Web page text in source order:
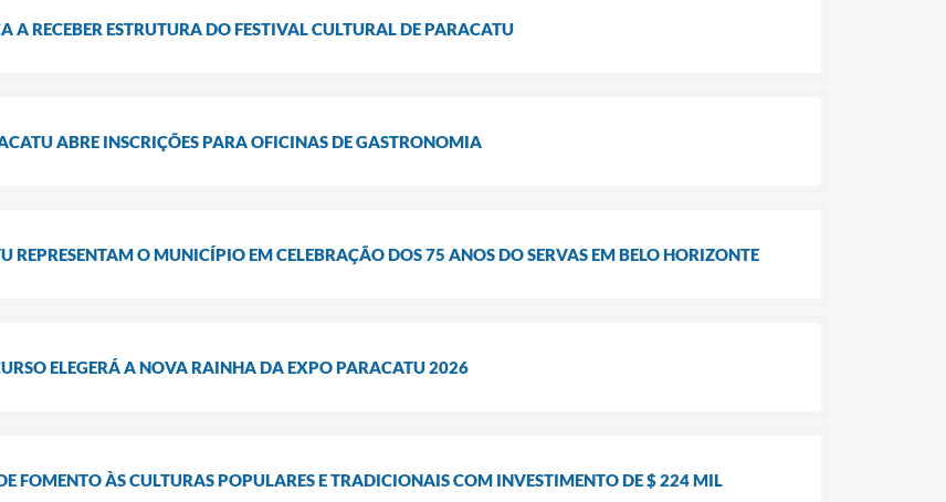
A RECEBER ESTRUTURA DO FESTIVAL CULTURAL DE PARACATU
ABRE INSCRIÇÕES PARA OFICINAS DE GASTRONOMIA
REPRESENTAM O MUNICÍPIO EM CELEBRAÇÃO DOS 75 ANOS DO SERVAS EM BELO HORIZONTE
ELEGERÁ A NOVA RAINHA DA EXPO PARACATU 2026
FOMENTO ÀS CULTURAS POPULARES E TRADICIONAIS COM INVESTIMENTO DE $ 224 MIL